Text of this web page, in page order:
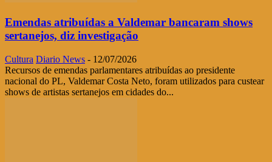
Emendas atribuídas a Valdemar bancaram shows
sertanejos, diz investigação
Cultura Diario News - 12/07/2026
Recursos de emendas parlamentares atribuídas ao presidente
nacional do PL, Valdemar Costa Neto, foram utilizados para custear
shows de artistas sertanejos em cidades do...